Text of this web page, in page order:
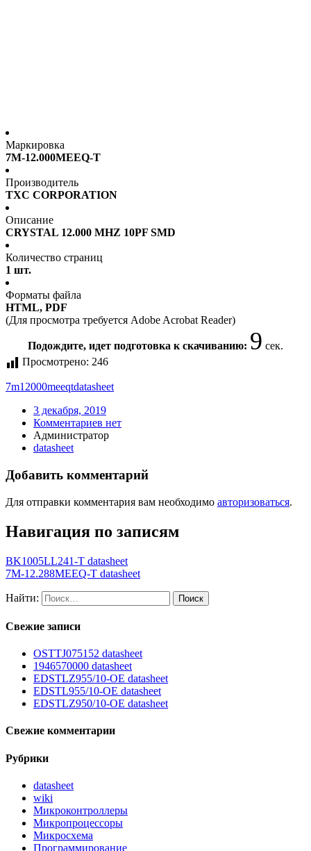
Маркировка
7M-12.000MEEQ-T
Производитель
TXC CORPORATION
Описание
CRYSTAL 12.000 MHZ 10PF SMD
Количество страниц
1 шт.
Форматы файла
HTML, PDF
(Для просмотра требуется Adobe Acrobat Reader)
Подождите, идет подготовка к скачиванию: 9 сек.
Просмотрено: 246
7m12000meeqtdatasheet
3 декабря, 2019
Комментариев нет
Администратор
datasheet
Добавить комментарий
Для отправки комментария вам необходимо авторизоваться.
Навигация по записям
BK1005LL241-T datasheet
7M-12.288MEEQ-T datasheet
Найти:
Свежие записи
OSTTJ075152 datasheet
1946570000 datasheet
EDSTLZ955/10-OE datasheet
EDSTL955/10-OE datasheet
EDSTLZ950/10-OE datasheet
Свежие комментарии
Рубрики
datasheet
wiki
Микроконтроллеры
Микропроцессоры
Микросхема
Программирование